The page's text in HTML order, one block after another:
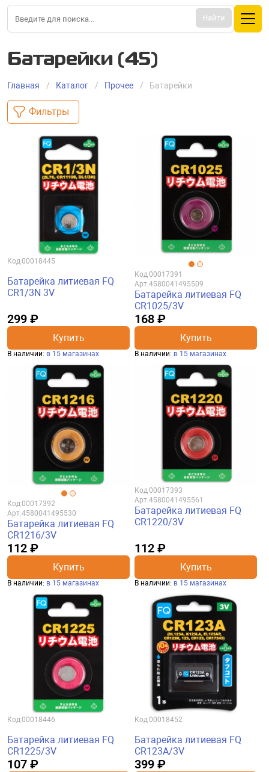
Найти
Батарейки (45)
Главная Каталог Прочее Батарейки
Фильтры
Код00018445
Батарейка литиевая FQ
CR1/3N 3V
299 ₽
Купить
В наличии: в 15 магазинах
Код00017391
Арт.4580041495509
Батарейка литиевая FQ
CR1025/3V
168 ₽
Купить
В наличии: в 15 магазинах
Код00017392
Арт.4580041495530
Батарейка литиевая FQ
CR1216/3V
112 ₽
Купить
В наличии: в 15 магазинах
Код00017393
Арт.4580041495561
Батарейка литиевая FQ
CR1220/3V
112 ₽
Купить
В наличии: в 15 магазинах
Код00018446
Батарейка литиевая FQ
CR1225/3V
107 ₽
Код00018452
Батарейка литиевая FQ
CR123A/3V
399 ₽